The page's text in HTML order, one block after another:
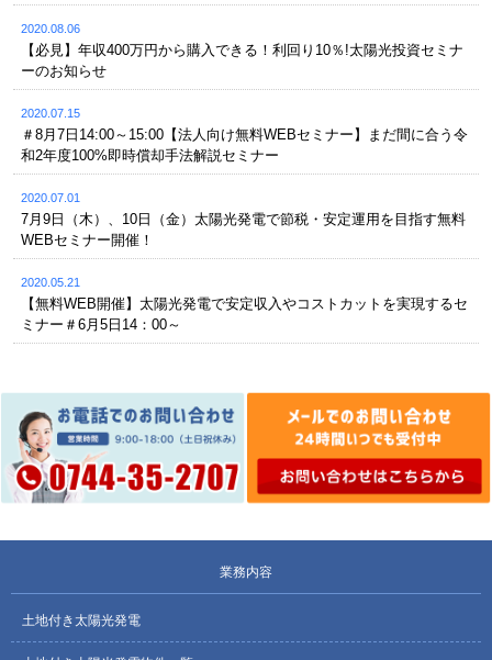
2020.08.06
【必見】年収400万円から購入できる！利回り10％!太陽光投資セミナ
ーのお知らせ
2020.07.15
＃8月7日14:00～15:00【法人向け無料WEBセミナー】まだ間に合う令
和2年度100%即時償却手法解説セミナー
2020.07.01
7月9日（木）、10日（金）太陽光発電で節税・安定運用を目指す無料
WEBセミナー開催！
2020.05.21
【無料WEB開催】太陽光発電で安定収入やコストカットを実現するセ
ミナー＃6月5日14：00～
業務内容
土地付き太陽光発電